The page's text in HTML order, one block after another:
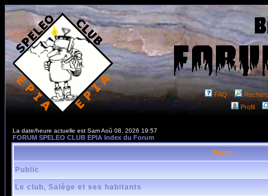
FAQ
Profil
La date/heure actuelle est Sam Aoû 08, 2026 19:57
FORUM SPELEO CLUB EPIA Index du Forum
Forum
Public
Le club, Salège et ses habitants